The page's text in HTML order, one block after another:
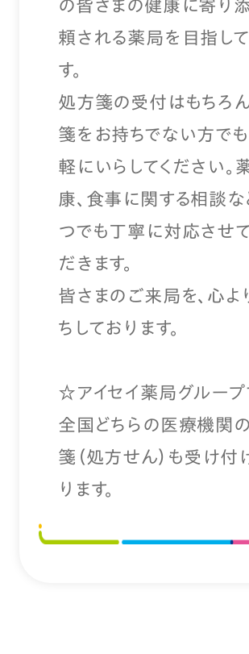
の皆さまの健康に寄り
頼される薬局を目指し
す。
処方箋の受付はもちろ
箋をお持ちでない方で
軽にいらしてください。
康、食事に関する相談な
つでも丁寧に対応させ
だきます。
皆さまのご来局を、心よ
ちしております。
☆アイセイ薬局グループ
全国どちらの医療機関
箋（処方せん）も受け付
ります。